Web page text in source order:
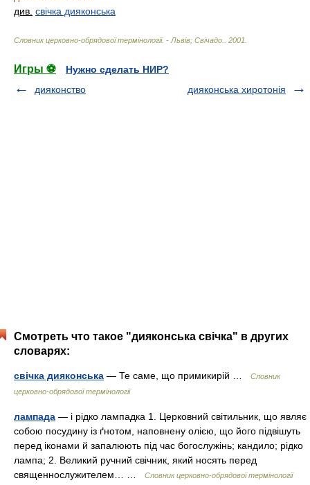
див. свічка дияконська
Словник церковно-обрядової термінології. - Львів; Свічадо. 2001
Игры ⚽
Нужно сделать НИР?
дияконство
дияконська хиротонія
Смотреть что такое "дияконська свічка" в других
словарях:
свічка дияконська — Те саме, що примикирій …
Словник
церковно-обрядової термінології
лампада — і рідко лампадка 1. Церковний світильник, що являє
собою посудину із ґнотом, наповнену олією, що його підвішуть
перед іконами й запалюють під час богослужінь; кандило; рідко
лампа; 2. Великий ручний свічник, який носять перед
священнослужителем… …
Словник церковно-обрядової термінології